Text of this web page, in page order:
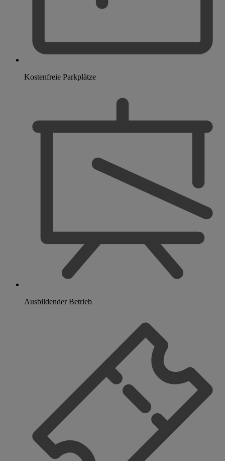
Kostenfreie Parkplätze
Ausbildender Betrieb